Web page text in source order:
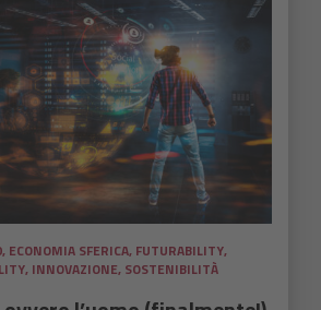
, ECONOMIA SFERICA, FUTURABILITY,
, INNOVAZIONE, SOSTENIBILITÀ